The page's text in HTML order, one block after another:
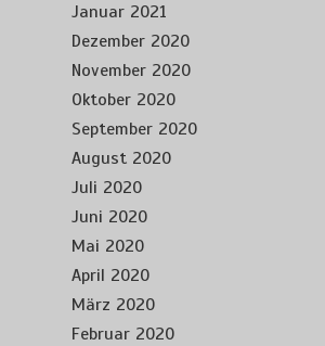
Januar 2021
Dezember 2020
November 2020
Oktober 2020
September 2020
August 2020
Juli 2020
Juni 2020
Mai 2020
April 2020
März 2020
Februar 2020